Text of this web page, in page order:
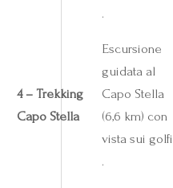
.
4 – Trekking
Capo Stella
Escursione
guidata al
Capo Stella
(6,6 km) con
vista sui golfi
.